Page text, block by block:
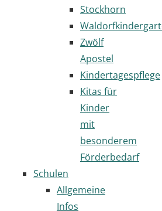
Stockhorn
Zwölf
Apostel
Kindertagespflege
Kitas für
Kinder
mit
besonderem
Förderbedarf
Schulen
Allgemeine
Infos